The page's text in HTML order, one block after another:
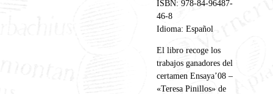
ISBN: 978-84-96487-
46-8
Idioma: Español
El libro recoge los
trabajos ganadores del
certamen Ensaya’08 –
«Teresa Pinillos» de